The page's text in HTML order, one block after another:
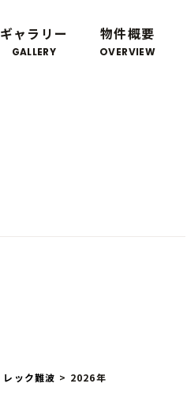
ギャラリー
GALLERY
物件概要
OVERVIEW
レック難波 > 2026年